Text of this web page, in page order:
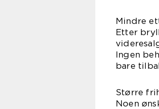
Mindre
Etter
Ingen
bare
Større
Noen